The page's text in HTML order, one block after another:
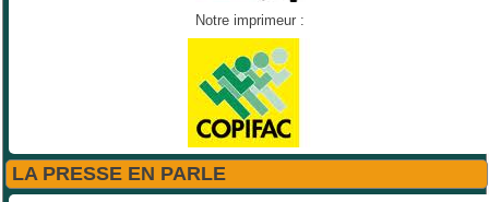
Notre imprimeur :
LA PRESSE EN PARLE